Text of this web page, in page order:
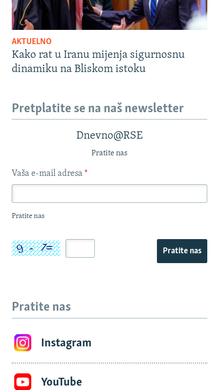
AKTUELNO
Kako rat u Iranu mijenja sigurnosnu
dinamiku na Bliskom istoku
Pretplatite se na naš newsletter
Dnevno@RSE
Pratite nas
Vaša e-mail adresa *
Pratite nas
Pratite nas
Pratite nas
Instagram
YouTube